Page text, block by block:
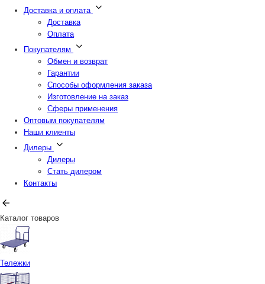
Доставка и оплата
Доставка
Оплата
Покупателям
Обмен и возврат
Гарантии
Способы оформления заказа
Изготовление на заказ
Сферы применения
Оптовым покупателям
Наши клиенты
Дилеры
Дилеры
Стать дилером
Контакты
Каталог товаров
Тележки